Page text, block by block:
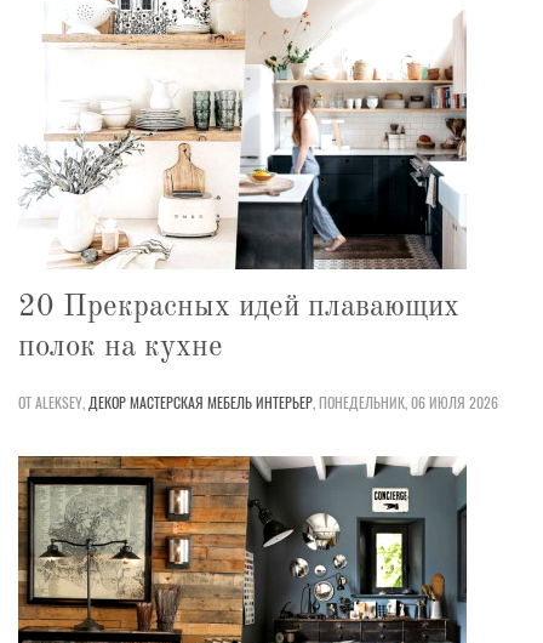
20 Прекрасных идей плавающих
полок на кухне
ОТ ALEKSEY, ДЕКОРМАСТЕРСКАЯ МЕБЕЛЬИНТЕРЬЕР,ПОНЕДЕЛЬНИК, 06 ИЮЛЯ 2026